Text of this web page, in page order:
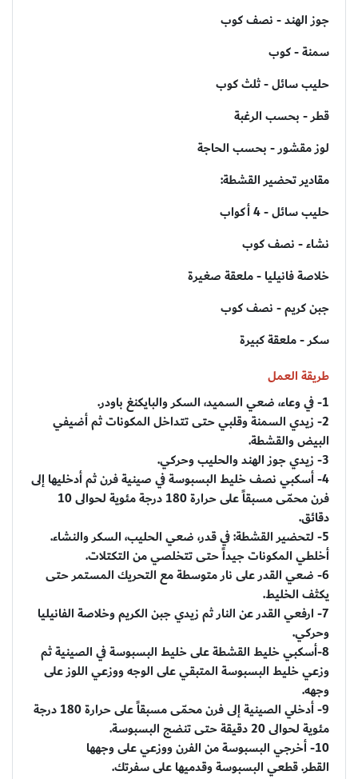
جوز الهند - نصف كوب
سمنة - كوب
حليب سائل - ثلث كوب
قطر - بحسب الرغبة
لوز مقشور - بحسب الحاجة
مقادير تحضير القشطة:
حليب سائل - 4 أكواب
نشاء - نصف كوب
خلاصة فانيليا - ملعقة صغيرة
جبن كريم - نصف كوب
سكر - ملعقة كبيرة
طريقة العمل
1- في وعاء، ضعي السميد، السكر والبايكنغ باودر.
2- زيدي السمنة وقلبي حتى تتداخل المكونات ثم أضيفي
البيض والقشطة.
3- زيدي جوز الهند والحليب وحركي.
4- أسكبي نصف خليط البسبوسة في صينية فرن ثم أدخليها إلى
فرن محمّى مسبقاً على حرارة 180 درجة مئوية لحوالى 10
دقائق.
5- لتحضير القشطة: في قدر، ضعي الحليب، السكر والنشاء.
أخلطي المكونات جيداً حتى تتخلصي من التكتلات.
6- ضعي القدر على نار متوسطة مع التحريك المستمر حتى
يكثف الخليط.
7- ارفعي القدر عن النار ثم زيدي جبن الكريم وخلاصة الفانيليا
وحركي.
8-أسكبي خليط القشطة على خليط البسبوسة في الصينية ثم
وزعي خليط البسبوسة المتبقي على الوجه ووزعي اللوز على
وجهه.
9- أدخلي الصينية إلى فرن محمّى مسبقاً على حرارة 180 درجة
مئوية لحوالى 20 دقيقة حتى تنضج البسبوسة.
10- أخرجي البسبوسة من الفرن ووزعي على وجهها
القطر. قطعي البسبوسة وقدميها على سفرتك.